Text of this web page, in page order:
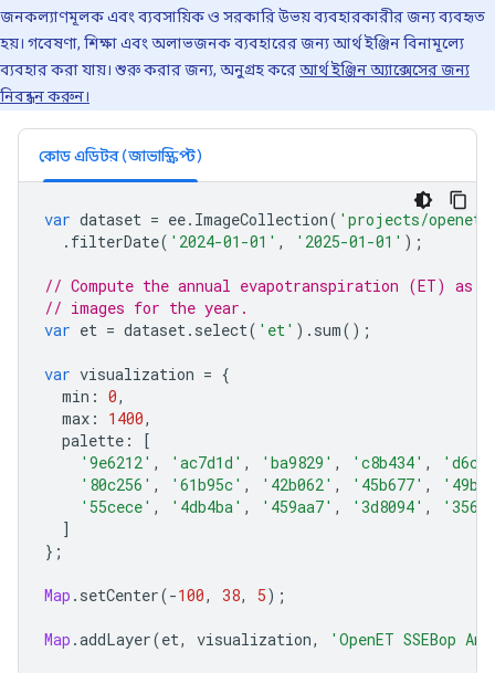
জনকল্যাণমূলক এবং ব্যবসায়িক ও সরকারি উভয় ব্যবহারকারীর জন্য ব্যবহৃত
হয়। গবেষণা, শিক্ষা এবং অলাভজনক ব্যবহারের জন্য আর্থ ইঞ্জিন বিনামূল্যে
ব্যবহার করা যায়। শুরু করার জন্য, অনুগ্রহ করেআর্থ ইঞ্জিন অ্যাক্সেসের জন্য
নিবন্ধন করুন।
কোড এডিটর (জাভাস্ক্রিপ্ট)
var dataset = ee. ImageCollection( 'projects/openet/
. filterDate( '2024-01-01' , '2025-01-01' );
// Compute the annual evapotranspiration (ET) as
// images for the year.
var et = dataset . select( 'et' ). sum();
var visualization = {
min : 0,
max : 1400,
palette :
[
'9e6212' , 'ac7d1d' , 'ba9829' , 'c8b434' ,
'80c256' , '61b95c' , '42b062' , '45b677' ,
'55cece' , '4db4ba' , '459aa7' , '3d8094' ,
]
};
Map . setCenter(-100, 38, 5);
Map .addLayer(et, visualization, 'OpenET SSEBop